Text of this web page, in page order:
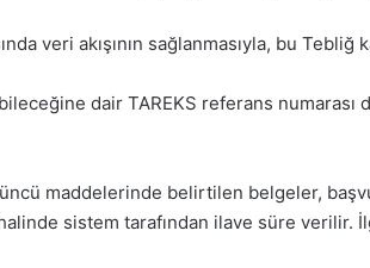
veri akışının sağlanmasıyla, bu Tebliğ
dair TAREKS referans numarası
maddelerinde belirtilen belgeler,
sistem tarafından ilave süre